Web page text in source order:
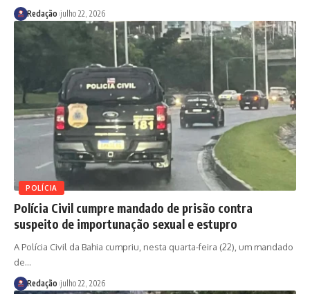
Redação julho 22, 2026
POLÍCIA
Polícia Civil cumpre mandado de prisão contra
suspeito de importunação sexual e estupro
A Polícia Civil da Bahia cumpriu, nesta quarta-feira (22), um mandado
de…
Redação julho 22, 2026